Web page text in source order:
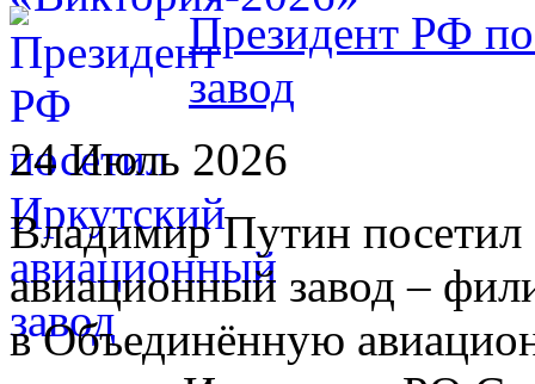
Президент РФ
завод
24 Июль 2026
Владимир Путин
авиационный завод –
в Объединённую